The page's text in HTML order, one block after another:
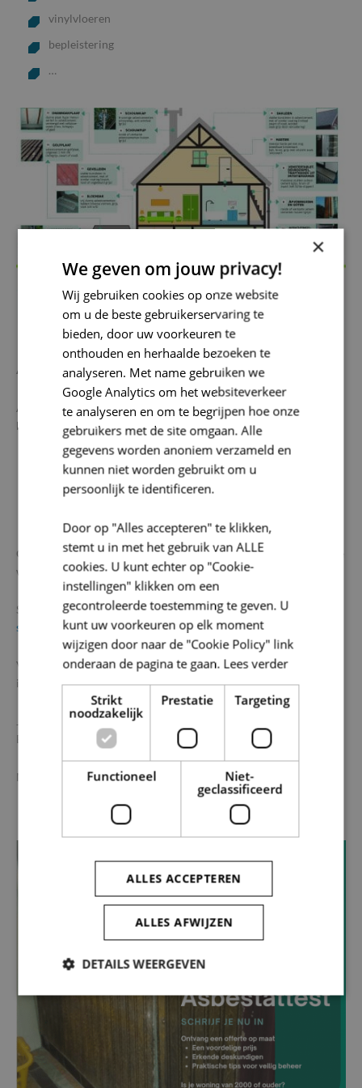
vinylvloeren
bepleistering
…
Asbest gevonden, wat nu?
Als er asbest in je woning of gebouw wordt gevonden, vermeldt
het asbestattest:
in welke staat het materiaal is,
hoe je het veilig beheert,
Gebruik deze informatie bij het plannen van je renovaties, zodat je
werken veilig en efficiënt kan combineren.
Sommige materialen mag je zelf verwijderen.Meer info hierover
staat op de OVAM-website.
Voor andere toepassingen moet je een erkende professional
inschakelen.
Je kan voor bepaalde asbestverwijderingen ook premies krijgen.
Bekijk alle voordelen in de
Meer info: mail naarwonen@so-lva.be
×
We geven om jouw privacy!
Wij gebruiken cookies op onze website
om u de beste gebruikerservaring te
bieden, door uw voorkeuren te
onthouden en herhaalde bezoeken te
analyseren. Met name gebruiken we
Google Analytics om het websiteverkeer
te analyseren en om te begrijpen hoe onze
gebruikers met de site omgaan. Alle
gegevens worden anoniem verzameld en
kunnen niet worden gebruikt om u
persoonlijk te identificeren.
Door op "Alles accepteren" te klikken,
stemt u in met het gebruik van ALLE
cookies. U kunt echter op "Cookie-
instellingen" klikken om een
gecontroleerde toestemming te geven. U
kunt uw voorkeuren op elk moment
wijzigen door naar de "Cookie Policy" link
onderaan de pagina te gaan. Lees verder
Strikt
noodzakelijk
Prestatie Targeting
Functioneel
Niet-
geclassificeerd
ALLES ACCEPTEREN
ALLES AFWIJZEN
DETAILS WEERGEVEN
Strikt noodzakelijk Prestatie
Targeting
Niet-geclassificeerd
Strikt noodzakelijke cookies maken de